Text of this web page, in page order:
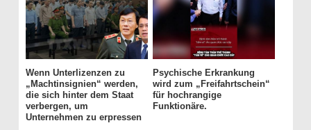
Wenn Unterlizenzen zu
„Machtinsignien“ werden,
die sich hinter dem Staat
verbergen, um
Unternehmen zu erpressen
Psychische Erkrankung
wird zum „Freifahrtschein“
für hochrangige
Funktionäre.